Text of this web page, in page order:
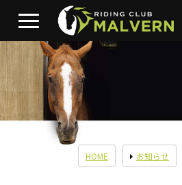
HOME お知らせ